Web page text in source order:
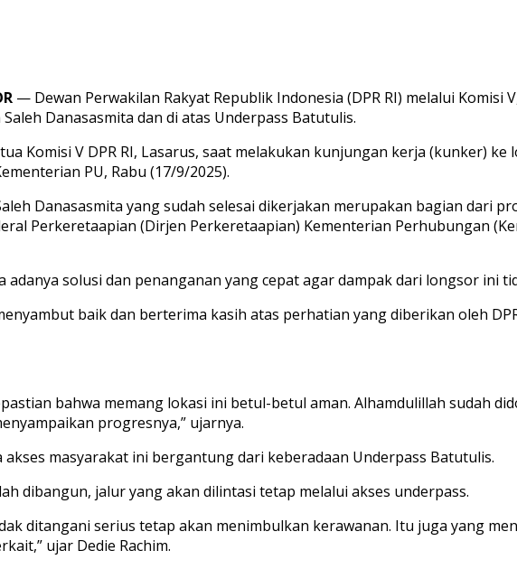
— Dewan Perwakilan Rakyat Republik Indonesia (DPR RI) melalui
Danasasmita dan di atas Underpass Batutulis.
Komisi V DPR RI, Lasarus, saat melakukan kunjungan kerja (kunker)
PU, Rabu (17/9/2025).
Danasasmita yang sudah selesai dikerjakan merupakan bagian dari
Perkeretaapian (Dirjen Perkeretaapian) Kementerian Perhubungan
adanya solusi dan penanganan yang cepat agar dampak dari longsor ini
baik dan berterima kasih atas perhatian yang diberikan oleh
bahwa memang lokasi ini betul-betul aman. Alhamdulillah sudah
progresnya,” ujarnya.
akses masyarakat ini bergantung dari keberadaan Underpass Batutulis.
dibangun, jalur yang akan dilintasi tetap melalui akses underpass.
ditangani serius tetap akan menimbulkan kerawanan. Itu juga yang
ujar Dedie Rachim.